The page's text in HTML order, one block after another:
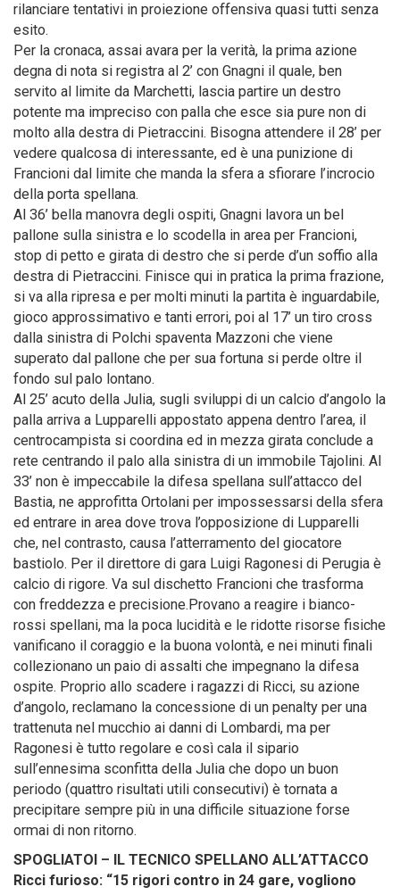
rilanciare tentativi in proiezione offensiva quasi tutti senza
esito.
Per la cronaca, assai avara per la verità, la prima azione
degna di nota si registra al 2’ con Gnagni il quale, ben
servito al limite da Marchetti, lascia partire un destro
potente ma impreciso con palla che esce sia pure non di
molto alla destra di Pietraccini. Bisogna attendere il 28’ per
vedere qualcosa di interessante, ed è una punizione di
Francioni dal limite che manda la sfera a sfiorare l’incrocio
della porta spellana.
Al 36’ bella manovra degli ospiti, Gnagni lavora un bel
pallone sulla sinistra e lo scodella in area per Francioni,
stop di petto e girata di destro che si perde d’un soffio alla
destra di Pietraccini. Finisce qui in pratica la prima frazione,
si va alla ripresa e per molti minuti la partita è inguardabile,
gioco approssimativo e tanti errori, poi al 17’ un tiro cross
dalla sinistra di Polchi spaventa Mazzoni che viene
superato dal pallone che per sua fortuna si perde oltre il
fondo sul palo lontano.
Al 25’ acuto della Julia, sugli sviluppi di un calcio d’angolo la
palla arriva a Lupparelli appostato appena dentro l’area, il
centrocampista si coordina ed in mezza girata conclude a
rete centrando il palo alla sinistra di un immobile Tajolini. Al
33’ non è impeccabile la difesa spellana sull’attacco del
Bastia, ne approfitta Ortolani per impossessarsi della sfera
ed entrare in area dove trova l’opposizione di Lupparelli
che, nel contrasto, causa l’atterramento del giocatore
bastiolo. Per il direttore di gara Luigi Ragonesi di Perugia è
calcio di rigore. Va sul dischetto Francioni che trasforma
con freddezza e precisione.Provano a reagire i bianco-
rossi spellani, ma la poca lucidità e le ridotte risorse fisiche
vanificano il coraggio e la buona volontà, e nei minuti finali
collezionano un paio di assalti che impegnano la difesa
ospite. Proprio allo scadere i ragazzi di Ricci, su azione
d’angolo, reclamano la concessione di un penalty per una
trattenuta nel mucchio ai danni di Lombardi, ma per
Ragonesi è tutto regolare e così cala il sipario
sull’ennesima sconfitta della Julia che dopo un buon
periodo (quattro risultati utili consecutivi) è tornata a
precipitare sempre più in una difficile situazione forse
ormai di non ritorno.
SPOGLIATOI – IL TECNICO SPELLANO ALL’ATTACCO
Ricci furioso: “15 rigori contro in 24 gare, vogliono